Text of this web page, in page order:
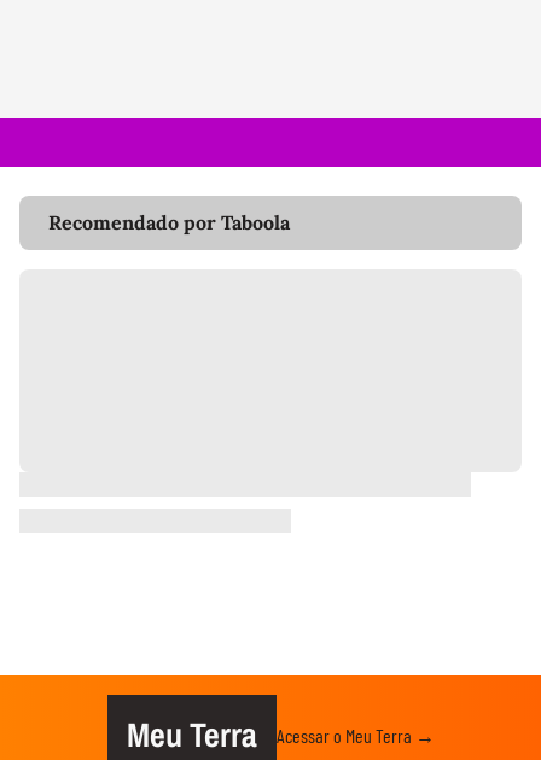
Recomendado por Taboola
Meu Terra Acessar o Meu Terra →